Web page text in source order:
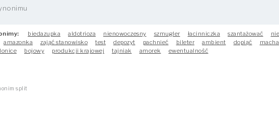
biedazupka aldotrioza nienowoczesny szmugler łacinniczka szantażować
amazonka zająć stanowisko test depozyt pachnieć bileter ambient dopiąć
bojowy produkcji krajowej tajniak amorek ewentualność
split